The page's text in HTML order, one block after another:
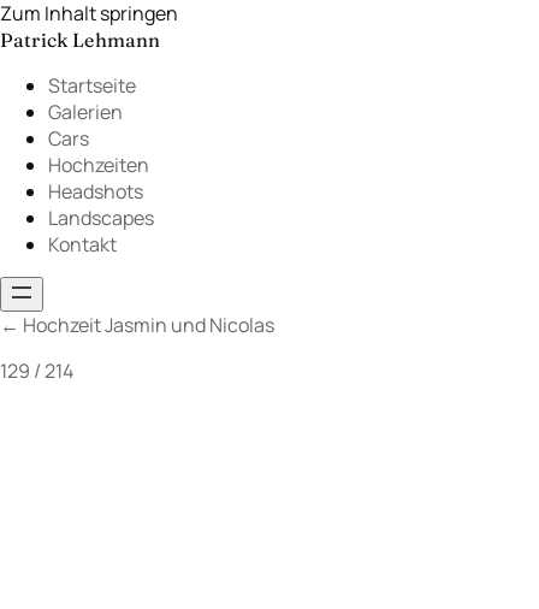
Zum Inhalt springen
Patrick Lehmann
Startseite
Galerien
Cars
Hochzeiten
Headshots
Landscapes
Kontakt
← Hochzeit Jasmin und Nicolas
129 / 214